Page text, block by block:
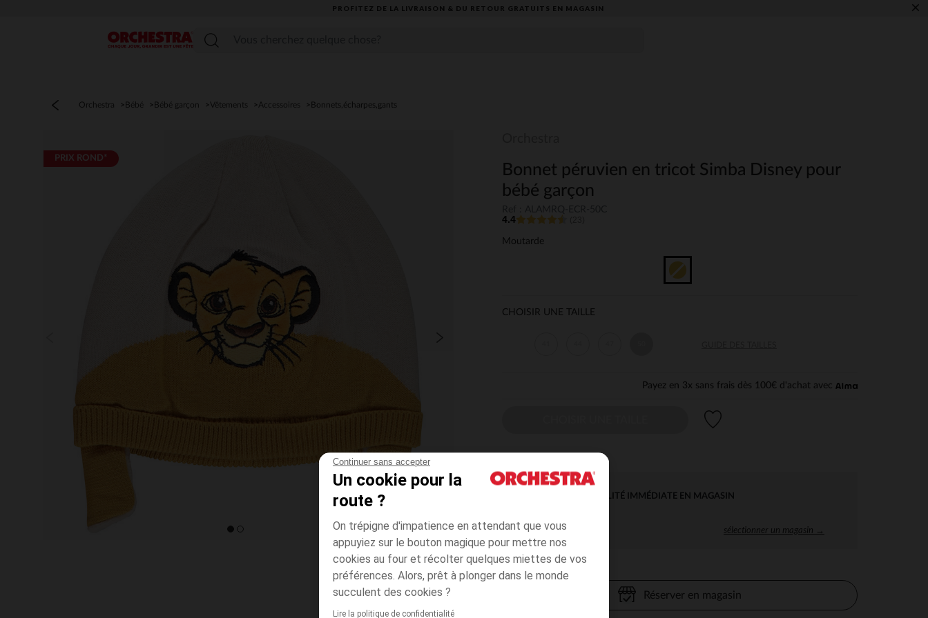
Continuer sans accepter
Un cookie pour la
route ?
On trépigne d'impatience en attendant que vous
appuyiez sur le bouton magique pour mettre nos
cookies au four et récolter quelques miettes de vos
préférences. Alors, prêt à plonger dans le monde
succulent des cookies ?
Lire la politique de confidentialité
PROFITEZ DE LA LIVRAISON & DU RETOUR GRATUITS EN MAGASIN​ ×
Menu
Orchestra Bébé Bébé garçon Vêtements Accessoires Bonnets,écharpes,gants
PRIX ROND*
Bonnet péruvien en tricot Simba Disney pour
bébé garçon
4.4
Moutarde
CHOISIR UNE TAILLE
Payez en 3x sans frais dès 100€ d'achat avec
DISPONIBILITÉ IMMÉDIATE EN MAGASIN
sélectionner un magasin →
Réserver en magasin